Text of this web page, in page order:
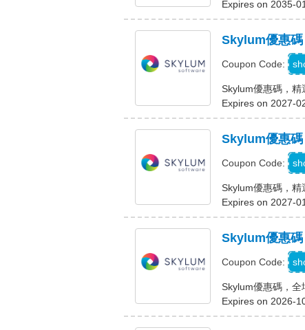
Expires on 2035-
Skylum優惠碼
Coupon Code:
Skylum優惠碼，精
Expires on 2027-
Skylum優惠碼
Coupon Code:
Skylum優惠碼，精
Expires on 2027-
Skylum優惠
Coupon Code:
Skylum優惠碼，全
Expires on 2026-